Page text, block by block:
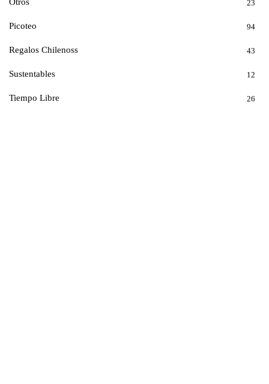
23
Picoteo 94
Regalos Chilenoss 43
Sustentables 12
Tiempo Libre 26